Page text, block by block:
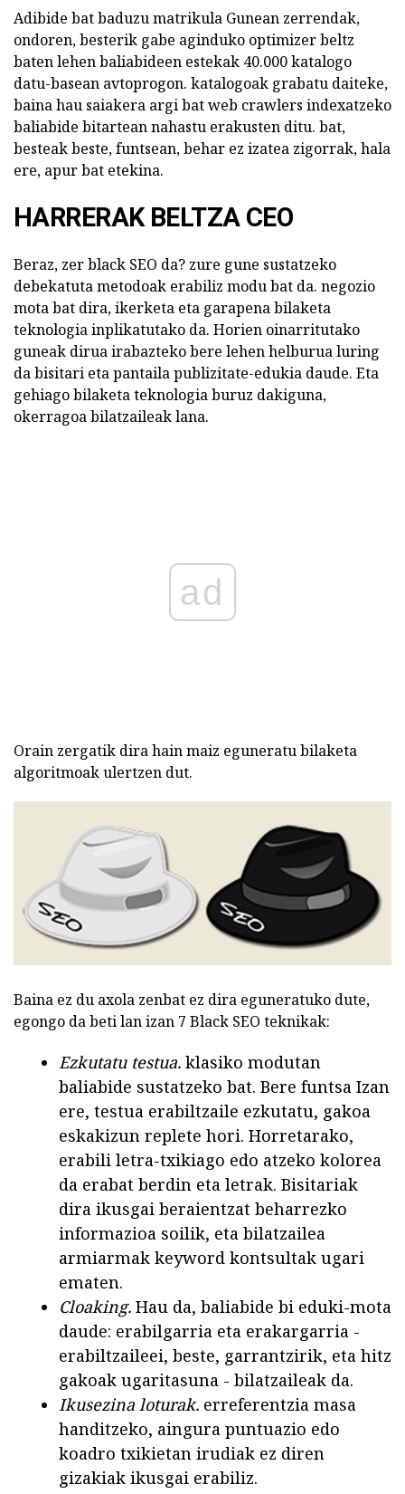
Adibide bat baduzu matrikula Gunean zerrendak,
ondoren, besterik gabe aginduko optimizer beltz
baten lehen baliabideen estekak 40.000 katalogo
datu-basean avtoprogon. katalogoak grabatu daiteke,
baina hau saiakera argi bat web crawlers indexatzeko
baliabide bitartean nahastu erakusten ditu. bat,
besteak beste, funtsean, behar ez izatea zigorrak, hala
ere, apur bat etekina.
HARRERAK BELTZA CEO
Beraz, zer black SEO da? zure gune sustatzeko
debekatuta metodoak erabiliz modu bat da. negozio
mota bat dira, ikerketa eta garapena bilaketa
teknologia inplikatutako da. Horien oinarritutako
guneak dirua irabazteko bere lehen helburua luring
da bisitari eta pantaila publizitate-edukia daude. Eta
gehiago bilaketa teknologia buruz dakiguna,
okerragoa bilatzaileak lana.
ad
Orain zergatik dira hain maiz eguneratu bilaketa
algoritmoak ulertzen dut.
Baina ez du axola zenbat ez dira eguneratuko dute,
egongo da beti lan izan 7 Black SEO teknikak:
Ezkutatu testua. klasiko modutan
baliabide sustatzeko bat. Bere funtsa Izan
ere, testua erabiltzaile ezkutatu, gakoa
eskakizun replete hori. Horretarako,
erabili letra-txikiago edo atzeko kolorea
da erabat berdin eta letrak. Bisitariak
dira ikusgai beraientzat beharrezko
informazioa soilik, eta bilatzailea
armiarmak keyword kontsultak ugari
ematen.
Cloaking. Hau da, baliabide bi eduki-mota
daude: erabilgarria eta erakargarria -
erabiltzaileei, beste, garrantzirik, eta hitz
gakoak ugaritasuna - bilatzaileak da.
Ikusezina loturak. erreferentzia masa
handitzeko, aingura puntuazio edo
koadro txikietan irudiak ez diren
gizakiak ikusgai erabiliz.